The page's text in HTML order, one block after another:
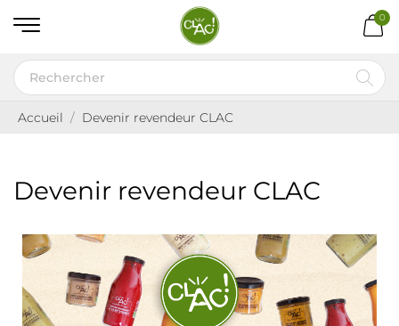
0
Accueil Devenir revendeur CLAC
Devenir revendeur CLAC